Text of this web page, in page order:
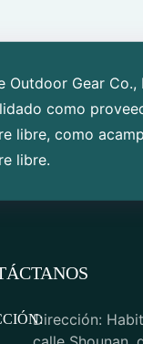
Outdoor Gear
como
libre, como
libre.
Dirección: